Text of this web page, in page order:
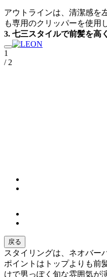
アウトラインは、清潔感を
も専用のクリッパーを使用
3. 七三スタイルで前髪を高
1
/ 2
戻る
スタイリングは、ネオバー
ポイントはトップよりも前
けで男っぽく旬な雰囲気が